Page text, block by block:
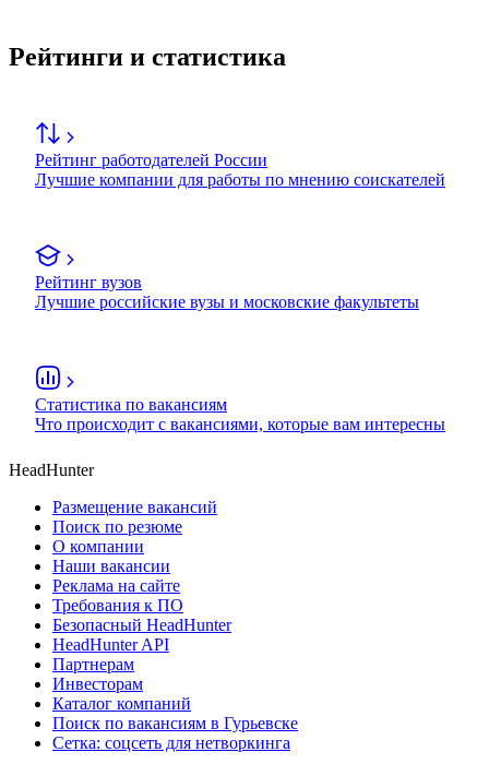
Рейтинги и статистика
Рейтинг работодателей России
Лучшие компании для работы по мнению соискателей
Рейтинг вузов
Лучшие российские вузы и московские факультеты
Статистика по вакансиям
Что происходит с вакансиями, которые вам интересны
HeadHunter
Размещение вакансий
Поиск по резюме
О компании
Наши вакансии
Реклама на сайте
Требования к ПО
Безопасный HeadHunter
HeadHunter API
Партнерам
Инвесторам
Каталог компаний
Поиск по вакансиям в Гурьевске
Сетка: соцсеть для нетворкинга